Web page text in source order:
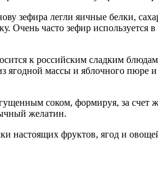
зефира легли яичные белки,
Очень часто зефир используется
к российским сладким
массы и яблочного пюре
соком, формируя, за
желатин.
настоящих фруктов, ягод и